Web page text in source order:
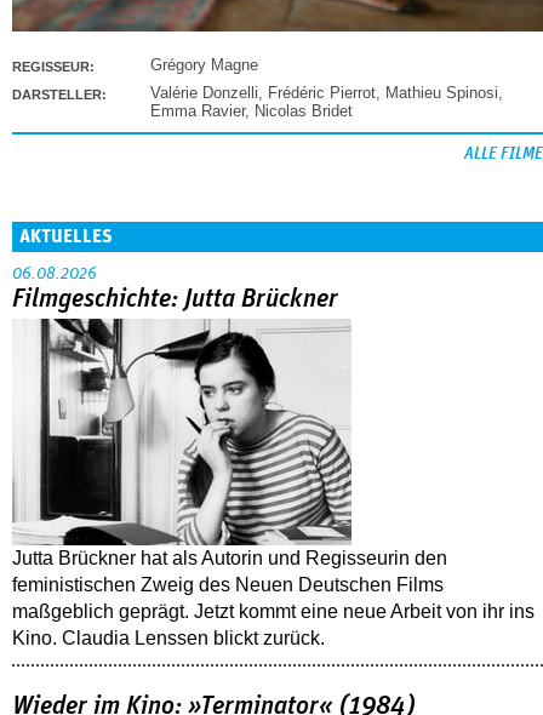
REGISSEUR: Grégory Magne
DARSTELLER: Valérie Donzelli, Frédéric Pierrot, Mathieu Spinosi,
Emma Ravier, Nicolas Bridet
ALLE FILME
AKTUELLES
06.08.2026
Filmgeschichte: Jutta Brückner
Jutta Brückner hat als Autorin und Regisseurin den
feministischen Zweig des Neuen Deutschen Films
maßgeblich geprägt. Jetzt kommt eine neue Arbeit von ihr ins
Kino. Claudia Lenssen blickt zurück.
Wieder im Kino: »Terminator« (1984)